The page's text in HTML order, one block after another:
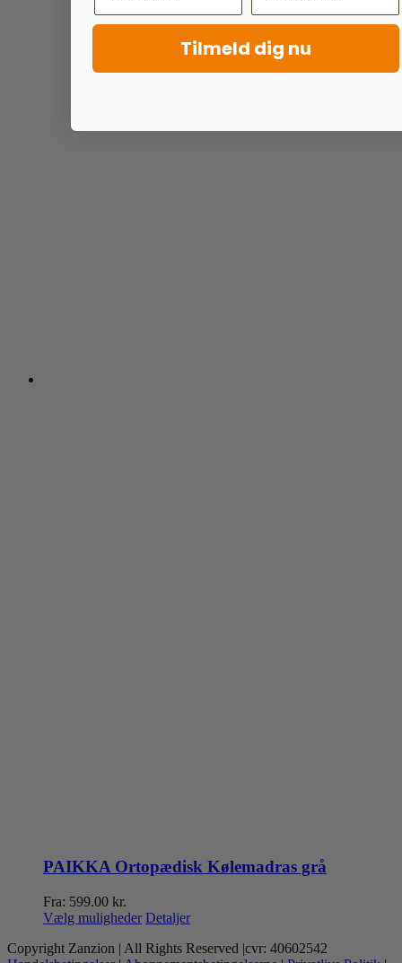
kan
vælges
varesiden
PAIKKA Ortopædisk Kølemadras grå
Fra: 599.00 kr.
Vælg muligheder Dette
har
Detaljer
Copyright Zanzion | All Rights Reserved |cvr: 40602542
Tilmeld dig nu